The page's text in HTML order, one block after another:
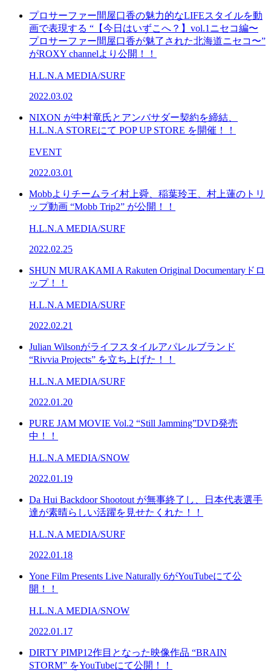
プロサーファー間屋口香の魅力的なLIFEスタイルを動
画で表現する “【今日はいずこへ？】vol.1ニセコ編〜
プロサーファー間屋口香が魅了された北海道ニセコ〜”
がROXY channelより公開！！
H.L.N.A MEDIA/SURF
2022.03.02
NIXON が中村竜氏とアンバサダー契約を締結、
H.L.N.A STOREにて POP UP STORE を開催！！
EVENT
2022.03.01
Mobbよりチームライ村上舜、稲葉玲王、村上蓮のトリ
ップ動画 “Mobb Trip2” が公開！！
H.L.N.A MEDIA/SURF
2022.02.25
SHUN MURAKAMI A Rakuten Original Documentaryドロ
ップ！！
H.L.N.A MEDIA/SURF
2022.02.21
Julian Wilsonがライフスタイルアパレルブランド
“Rivvia Projects” を立ち上げた！！
H.L.N.A MEDIA/SURF
2022.01.20
PURE JAM MOVIE Vol.2 “Still Jamming”DVD発売
中！！
H.L.N.A MEDIA/SNOW
2022.01.19
Da Hui Backdoor Shootout が無事終了し、日本代表選手
達が素晴らしい活躍を見せたくれた！！
H.L.N.A MEDIA/SURF
2022.01.18
Yone Film Presents Live Naturally 6がYouTubeにて公
開！！
H.L.N.A MEDIA/SNOW
2022.01.17
DIRTY PIMP12作目となった映像作品 “BRAIN
STORM” をYouTubeにて公開！！